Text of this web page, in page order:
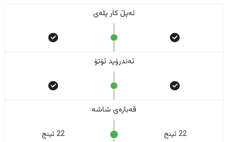
ئەپڵ کار پلەی
ئەندرۆید ئۆتۆ
قەبارەی شاشە
22 ئینج 22 ئینج